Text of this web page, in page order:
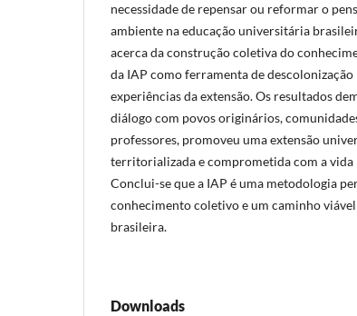
necessidade de repensar ou reformar o
ambiente na educação universitária
acerca da construção coletiva do
da IAP como ferramenta de
experiências da extensão. Os resultados
diálogo com povos originários,
professores, promoveu uma extensão
territorializada e comprometida com a vida
Conclui-se que a IAP é uma metodologia
conhecimento coletivo e um caminho
brasileira.
Downloads